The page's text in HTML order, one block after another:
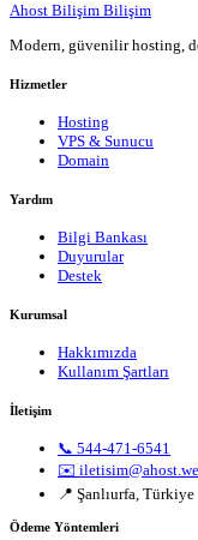
Ahost Bilişim Bilişim
Modern, güvenilir hosting,
Hizmetler
Hosting
VPS & Sunucu
Domain
Yardım
Bilgi Bankası
Duyurular
Destek
Kurumsal
Hakkımızda
Kullanım Şartları
İletişim
📞 544-471-6541
✉️
📍 Şanlıurfa, Türkiye
Ödeme Yöntemleri